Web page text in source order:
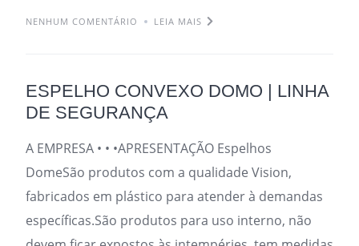
NENHUM COMENTÁRIO LEIA MAIS
ESPELHO CONVEXO DOMO | LINHA
DE SEGURANÇA
A EMPRESA • • •APRESENTAÇÃO Espelhos
DomeSão produtos com a qualidade Vision,
fabricados em plástico para atender à demandas
específicas.São produtos para uso interno, não